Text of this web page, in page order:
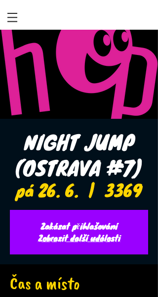
NIGHT JUMP
(OSTRAVA #7)
pá 26. 6.
  |
3369
Zakázat přihlašování
Zobrazit další události
Čas a místo